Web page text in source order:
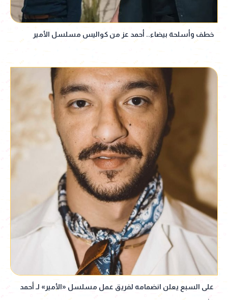
خطف وأسلحة بيضاء.. أحمد عز من كواليس مسلسل الأمير
على السبع يعلن انضمامه لفريق عمل مسلسل «الأمير» لـ أحمد